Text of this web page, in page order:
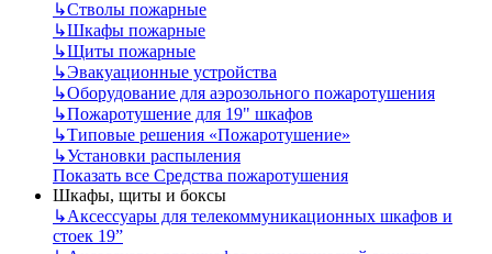
↳Стволы пожарные
↳Шкафы пожарные
↳Щиты пожарные
↳Эвакуационные устройства
↳Оборудование для аэрозольного пожаротушения
↳Пожаротушение для 19" шкафов
↳Типовые решения «Пожаротушение»
↳Установки распыления
Показать все Средства пожаротушения
Шкафы, щиты и боксы
↳Аксессуары для телекоммуникационных шкафов и
стоек 19”